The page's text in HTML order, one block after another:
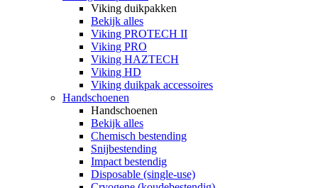
Viking duikpakken
Bekijk alles
Viking PROTECH II
Viking PRO
Viking HAZTECH
Viking HD
Viking duikpak accessoires
Handschoenen
Handschoenen
Bekijk alles
Chemisch bestending
Snijbestending
Impact bestendig
Disposable (single-use)